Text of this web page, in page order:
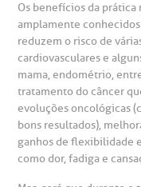
in antecipado
de exames
de Exames
A BP conta com você para
atendimento e dos serviços
A Ouvidoria e SAC são
suas dúvidas, registrar suas
relacionados ao nosso
Horário de atendimento: 2ª
(11) 3505-1000
do médico
de conduta
de
de Infarto
de Visita
de Excelência
Os benefícios da
amplamente
reduzem o risco de
cardiovasculares e
mama, endométrio,
tratamento do câncer
evoluções oncológicas
bons resultados),
ganhos de flexibilidade
como dor, fadiga e